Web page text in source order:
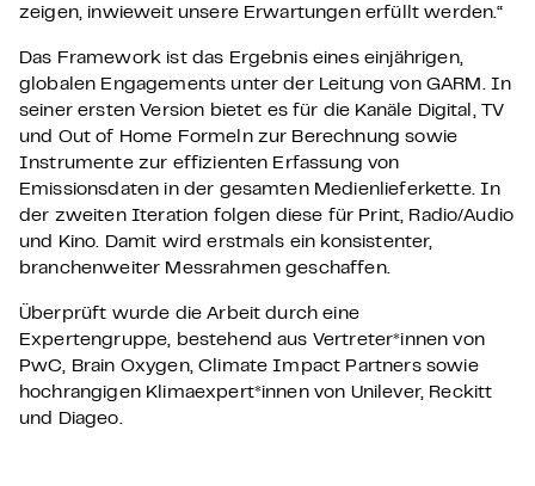
zeigen, inwieweit unsere Erwartungen erfüllt werden.“
Das Framework ist das Ergebnis eines einjährigen,
globalen Engagements unter der Leitung von GARM. In
seiner ersten Version bietet es für die Kanäle Digital, TV
und Out of Home Formeln zur Berechnung sowie
Instrumente zur effizienten Erfassung von
Emissionsdaten in der gesamten Medienlieferkette. In
der zweiten Iteration folgen diese für Print, Radio/Audio
und Kino. Damit wird erstmals ein konsistenter,
branchenweiter Messrahmen geschaffen.
Überprüft wurde die Arbeit durch eine
Expertengruppe, bestehend aus Vertreter*innen von
PwC, Brain Oxygen, Climate Impact Partners sowie
hochrangigen Klimaexpert*innen von Unilever, Reckitt
und Diageo.